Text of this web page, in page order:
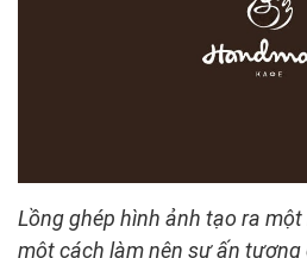
Lồng ghép hình ảnh tạo ra
một cách làm nên sự ấn tượng